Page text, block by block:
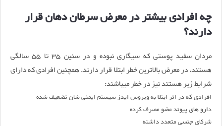
چه افرادی بیشتر در معرض سرطان دهان قرار
دارند؟
مردان سفید پوستی که سیگاری نبوده و در سنین 35 تا 55 سالگی
هستند، در معرض بالاترین خطر ابتلا قرار دارند. همچنین افرادی که دارای
شرایط زیر هستند نیز در خطر میباشند:
افرادی که در اثر ابتلا به ویروس ایدز سیستم ایمنی شان تضعیف شده
دارو های پیوند عضو مصرف کرده
شرکای جنسی متعدد داشته